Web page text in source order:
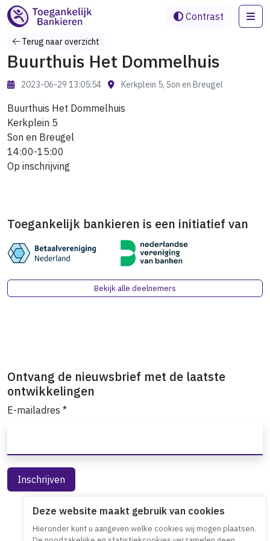
Contrast
Terug naar overzicht
Buurthuis Het Dommelhuis
2023-06-29 13:05:54 Kerkplein 5, Son en Breugel
Buurthuis Het Dommelhuis
Kerkplein 5
Son en Breugel
14:00-15:00
Op inschrijving
Toegankelijk bankieren is een initiatief van
Bekijk alle deelnemers
Ontvang de nieuwsbrief met de laatste
ontwikkelingen
E-mailadres *
Deze website maakt gebruik van cookies
Hieronder kunt u aangeven welke cookies wij mogen plaatsen.